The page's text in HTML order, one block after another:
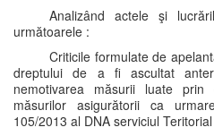
Analizând actele şi
următoarele :
Criticile formulate de
dreptului de a fi ascultat
nemotivarea măsurii luate
măsurilor asigurătorii ca
105/2013 al DNA serviciul